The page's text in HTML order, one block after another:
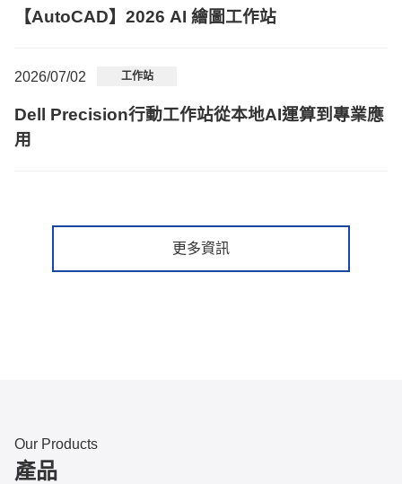
【AutoCAD】2026 AI 繪圖工作站
2026/07/02 工作站
Dell Precision行動工作站從本地AI運算到專業應
用
更多資訊
Our Products
產品